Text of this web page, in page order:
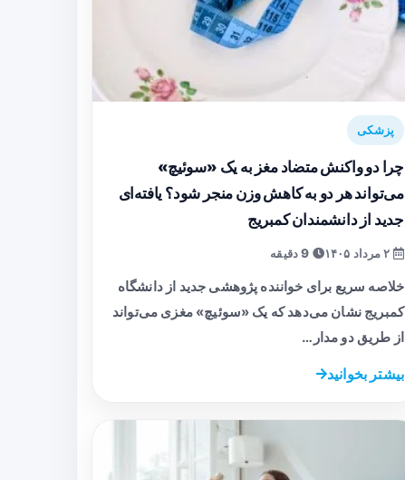
پزشکی
چرا دو واکنش متضاد مغز به یک «سوئیچ»
می‌تواند هر دو به کاهش وزن منجر شود؟ یافته‌ای
جدید از دانشمندان کمبریج
خلاصه سریع برای خواننده پژوهشی جدید از دانشگاه
کمبریج نشان می‌دهد که یک «سوئیچ» مغزی می‌تواند
از طریق دو مدار…
بیشتر بخوانید